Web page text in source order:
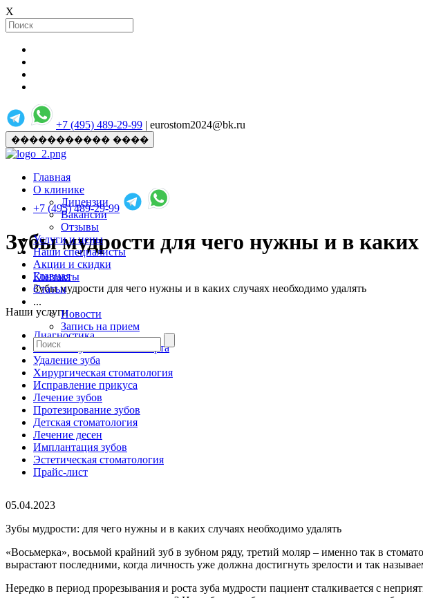
X
+7 (495) 489-29-99 | eurostom2024@bk.ru
����������� ����
Главная
О клинике
Лицензии
Вакансии
Отзывы
Услуги и цены
Наши специалисты
Акции и скидки
Контакты
Статьи
...
Новости
Запись на прием
+7 (495) 489-29-99
Зубы мудрости для чего нужны и в каких
Главная
Зубы мудрости для чего нужны и в каких случаях необходимо удалять
Наши услуги
Диагностика
Гигиена зубов и полости рта
Удаление зуба
Хирургическая стоматология
Исправление прикуса
Лечение зубов
Протезирование зубов
Детская стоматология
Лечение десен
Имплантация зубов
Эстетическая стоматология
Прайс-лист
05.04.2023
Зубы мудрости: для чего нужны и в каких случаях необходимо удалять
«Восьмерка», восьмой крайний зуб в зубном ряду, третий моляр – именно так в
вырастают последними, когда личность уже должна достигнуть зрелости и так
Нередко в период прорезывания и роста зуба мудрости пациент сталкивается с